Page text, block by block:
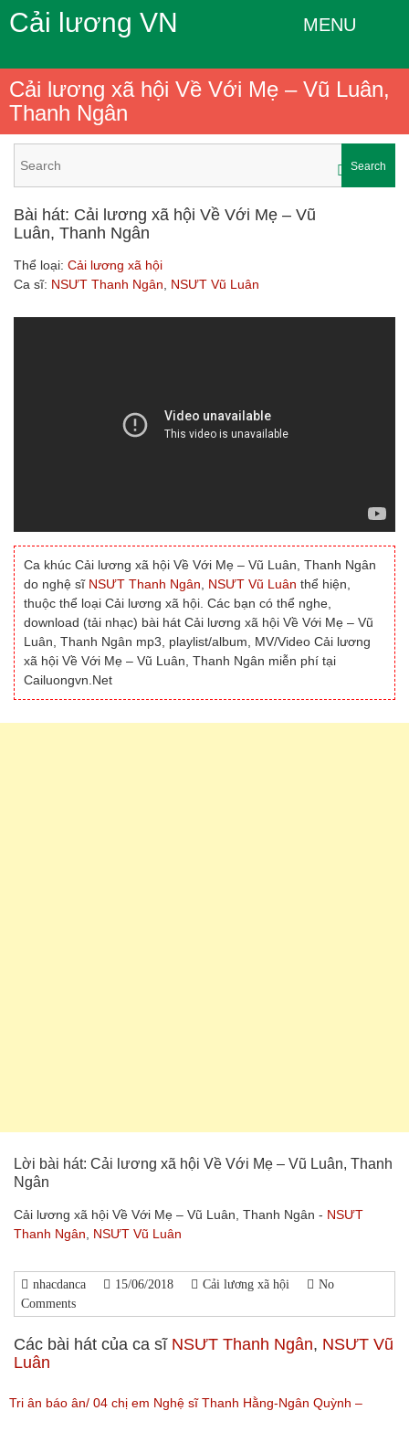
Cải lương VN MENU
Cải lương xã hội Về Với Mẹ – Vũ Luân,
Thanh Ngân
Search
Bài hát: Cải lương xã hội Về Với Mẹ – Vũ
Luân, Thanh Ngân
Thể loại: Cải lương xã hội
Ca sĩ: NSƯT Thanh Ngân NSƯT Vũ Luân
Ca khúc Cải lương xã hội Về Với Mẹ – Vũ Luân, Thanh Ngân
do nghệ sĩ NSƯT Thanh Ngân NSƯT Vũ Luân thể hiện,
thuộc thể loại Cải lương xã hội. Các bạn có thể nghe,
download (tải nhạc) bài hát Cải lương xã hội Về Với Mẹ – Vũ
Luân, Thanh Ngân mp3, playlist/album, MV/Video Cải lương
xã hội Về Với Mẹ – Vũ Luân, Thanh Ngân miễn phí tại
Cailuongvn.Net
Lời bài hát: Cải lương xã hội Về Với Mẹ – Vũ Luân, Thanh
Ngân
Cải lương xã hội Về Với Mẹ – Vũ Luân, Thanh Ngân - NSƯT
Thanh Ngân
NSƯT Vũ Luân
nhacdanca 15/06/2018 Cải lương xã hội
No
Comments
Các bài hát của ca sĩ NSƯT Thanh Ngân, NSƯT Vũ
Luân
Tri ân báo ân/ 04 chị em Nghệ sĩ Thanh Hằng-Ngân Quỳnh –